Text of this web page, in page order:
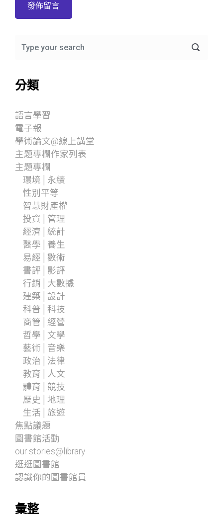
分類
語言學習
電子報
學術論文@線上講堂
主題專欄作家列表
主題專欄
環境│永續
性別平等
智慧財產權
投資│管理
經濟│統計
醫學│養生
易經│數術
書評│影評
行銷│大數據
建築│設計
科普│科技
商管│經營
哲學│文學
藝術│音樂
政治│法律
教育│人文
體育│競技
歷史│地理
生活│旅遊
焦點議題
圖書館活動
our stories@library
逛逛圖書館
認識你的圖書館員
彙整